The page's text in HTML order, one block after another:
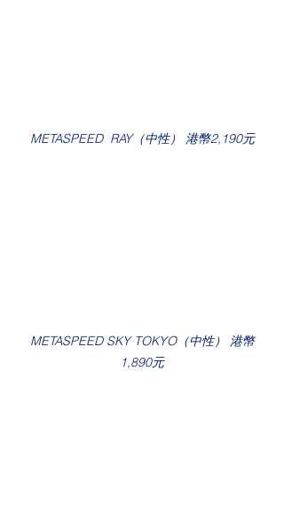
METASPEED  RAY（中性） 港幣2,190元
METASPEED SKY TOKYO（中性） 港幣
1,890元